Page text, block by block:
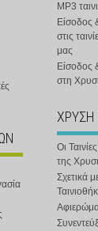
MP3
Είσοδος
στις
μας
Είσοδος
στη
ΧΡΥΣΗ
Οι
της
Σχετικά